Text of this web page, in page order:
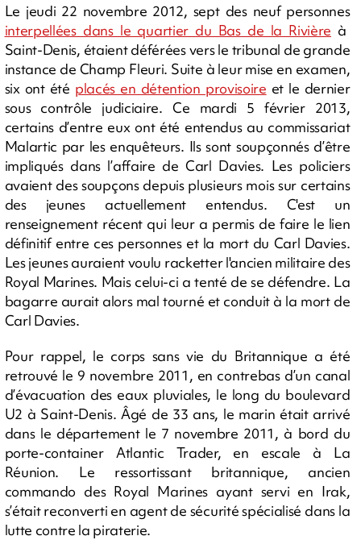
Le jeudi 22 novembre 2012, sept des neuf personnes
interpellées dans le quartier du Bas de la Rivière à
Saint-Denis, étaient déférées vers le tribunal de grande
instance de Champ Fleuri. Suite à leur mise en examen,
six ont été placés en détention provisoire et le dernier
sous contrôle judiciaire. Ce mardi 5 février 2013,
certains d’entre eux ont été entendus au commissariat
Malartic par les enquêteurs. Ils sont soupçonnés d’être
impliqués dans l’affaire de Carl Davies. Les policiers
avaient des soupçons depuis plusieurs mois sur certains
des jeunes actuellement entendus. C'est un
renseignement récent qui leur a permis de faire le lien
définitif entre ces personnes et la mort du Carl Davies.
Les jeunes auraient voulu racketter l'ancien militaire des
Royal Marines. Mais celui-ci a tenté de se défendre. La
bagarre aurait alors mal tourné et conduit à la mort de
Carl Davies.
Pour rappel, le corps sans vie du Britannique a été
retrouvé le 9 novembre 2011, en contrebas d’un canal
d’évacuation des eaux pluviales, le long du boulevard
U2 à Saint-Denis. Âgé de 33 ans, le marin était arrivé
dans le département le 7 novembre 2011, à bord du
porte-container Atlantic Trader, en escale à La
Réunion. Le ressortissant britannique, ancien
commando des Royal Marines ayant servi en Irak,
s’était reconverti en agent de sécurité spécialisé dans la
lutte contre la piraterie.